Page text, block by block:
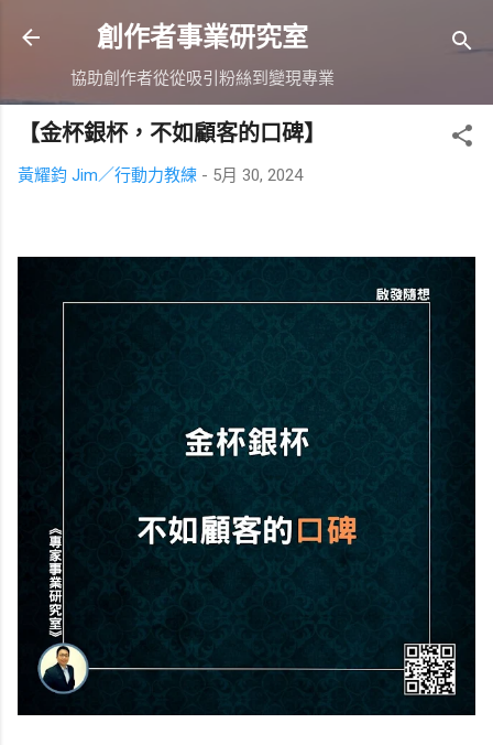
跳到主要內容
創作者事業研究室
協助創作者從從吸引粉絲到變現專業
【金杯銀杯，不如顧客的口碑】
黃耀鈞 Jim／行動力教練 - 5月 30, 2024